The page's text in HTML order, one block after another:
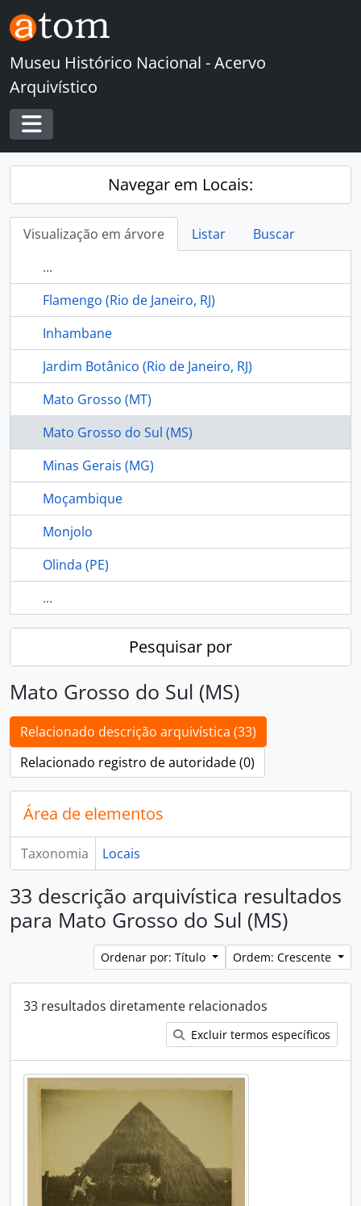
Skip to main content
Museu Histórico Nacional - Acervo
Arquivístico
Toggle navigation
Navegar em Locais:
Visualização em árvore Listar
Buscar
...
Flamengo (Rio de Janeiro, RJ)
Inhambane
Jardim Botânico (Rio de Janeiro, RJ)
Mato Grosso (MT)
Mato Grosso do Sul (MS)
Minas Gerais (MG)
Moçambique
Monjolo
Olinda (PE)
...
Pesquisar por
Mato Grosso do Sul (MS)
Relacionado descrição arquivística (33)
Relacionado registro de autoridade (0)
Área de elementos
Taxonomia Locais
33 descrição arquivística resultados
para Mato Grosso do Sul (MS)
Ordenar por: Título Ordem: Crescente
33 resultados diretamente relacionados
Excluir termos específicos